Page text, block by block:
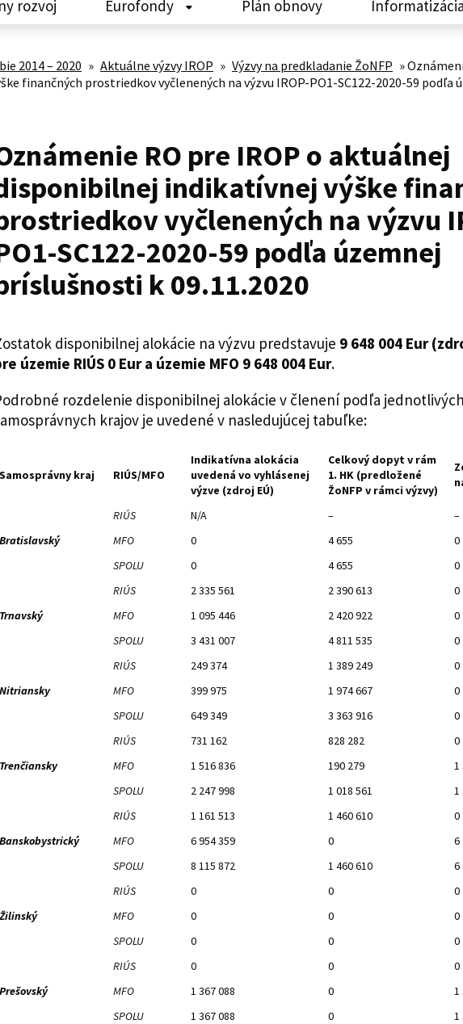
rozvoj Eurofondy Plán obnovy Informatizácia
2014 – 2020 » Aktuálne výzvy IROP » Výzvy na predkladanie ŽoNFP »
finančných prostriedkov vyčlenených na výzvu IROP-PO1-SC122-2020-59 podľa
RO pre IROP o aktuálnej
indikatívnej výške
vyčlenených na výzvu
SC122-2020-59 podľa územnej
k 09.11.2020
disponibilnej alokácie na výzvu predstavuje 9 648 004 Eur
územie RIÚS 0 Eur a územie MFO 9 648 004 Eur.
rozdelenie disponibilnej alokácie v členení podľa jednotlivých
krajov je uvedené v nasledujúcej tabuľke:
Samosprávny kraj RIÚS/MFO
Indikatívna alokácia
uvedená vo vyhlásenej
výzve (zdroj EÚ)
Celkový dopyt v rám
1. HK (predložené
ŽoNFP v rámci výzvy)
Bratislavský
RIÚS N/A –
–
MFO
0 4 655
0
SPOLU
0 4 655 0
Trnavský
RIÚS 2 335 561 2 390 613
0
MFO
1 095 446 2 420 922
0
SPOLU
3 431 007 4 811 535 0
Nitriansky
RIÚS 249 374 1 389 249
0
MFO
399 975 1 974 667
0
SPOLU
649 349 3 363 916 0
Trenčiansky
RIÚS 731 162 828 282
0
MFO
1 516 836 190 279
1
SPOLU
2 247 998 1 018 561 1
Banskobystrický
RIÚS 1 161 513 1 460 610
0
MFO
6 954 359 0
6
SPOLU
8 115 872 1 460 610 6
Žilinský
RIÚS 0 0
0
MFO
0 0
0
SPOLU
0 0 0
Prešovský
RIÚS 0 0
0
MFO
1 367 088 0
1
SPOLU
1 367 088 0 1